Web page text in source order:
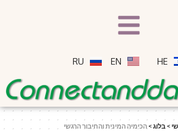
HE
EN
RU
> בלוג> הכימיה המינית והחיבור הרגשי